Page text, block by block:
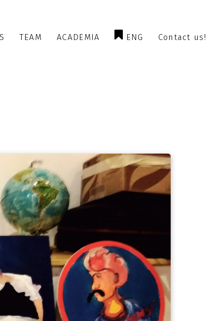
TEAM ACADEMIA ENG Contact us!